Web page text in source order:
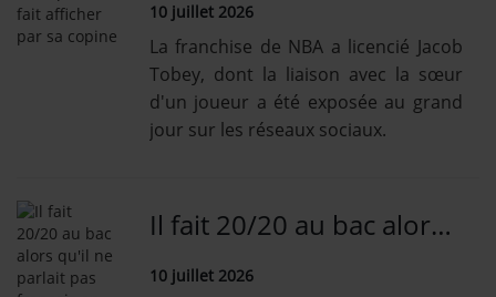
10 juillet 2026
La franchise de NBA a licencié Jacob
Tobey, dont la liaison avec la sœur
d'un joueur a été exposée au grand
jour sur les réseaux sociaux.
Il fait 20/20 au bac alors qu'il ne parlait pas français en 2023
10 juillet 2026